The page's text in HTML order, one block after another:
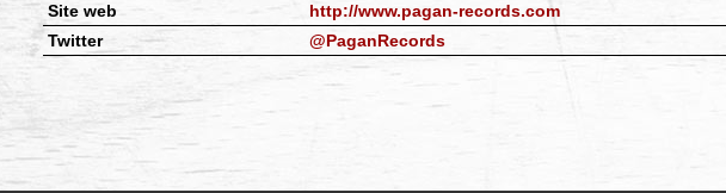
Site web
http://www.pagan-records.com
Twitter
@PaganRecords